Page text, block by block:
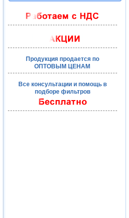
Продукция продается по
ОПТОВЫМ ЦЕНАМ
Все консультации и помощь в
подборе фильтров